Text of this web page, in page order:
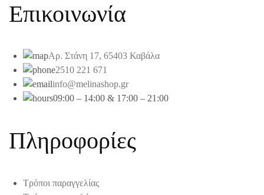
Επικοινωνία
Αρ. Στάνη 17, 65403 Καβάλα
2510 221 671
info@melinashop.gr
09:00 – 14:00 & 17:00 – 21:00
Πληροφορίες
Τρόποι παραγγελίας